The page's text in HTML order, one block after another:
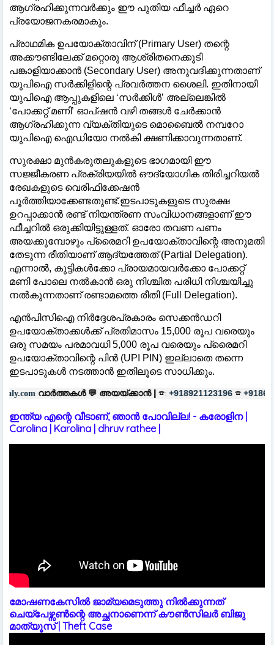
ആഗ്രഹിക്കുന്നവർക്കും ഈ പുതിയ ഫീച്ചർ ഏറെ
പ്രയോജനകരമാകും.
പ്രാഥമിക ഉപയോക്താവിന് (Primary User) തന്റെ
അക്കൗണ്ടിലേക്ക് മറ്റൊരു ആശ്രിതനെക്കൂടി
പങ്കാളിയാക്കാൻ (Secondary User) അനുവദിക്കുന്നതാണ്
യുപിഐ സർക്കിളിന്റെ പ്രവർത്തന ശൈലി. ഇതിനായി
യുപിഐ ആപ്പുകളിലെ ‘സർക്കിൾ’ അല്ലെങ്കിൽ
‘പോക്കറ്റ് മണി’ ഓപ്ഷൻ വഴി തങ്ങൾ ചേർക്കാൻ
ആഗ്രഹിക്കുന്ന വ്യക്തിയുടെ മൊബൈൽ നമ്പറോ
യുപിഐ ഐഡിയോ നൽകി ക്ഷണിക്കാവുന്നതാണ്.
സുരക്ഷാ മുൻകരുതലുകളുടെ ഭാഗമായി ഈ
സജ്ജീകരണ പ്രക്രിയയിൽ ഔദ്യോഗിക തിരിച്ചറിയൽ
രേഖകളുടെ വെരിഫിക്കേഷൻ
പൂർത്തിയാക്കേണ്ടതുണ്ട്.ഇടപാടുകളുടെ സുരക്ഷ
ഉറപ്പാക്കാൻ രണ്ട് നിയന്ത്രണ സംവിധാനങ്ങളാണ് ഈ
ഫീച്ചറിൽ ഒരുക്കിയിട്ടുള്ളത്. ഓരോ തവണ പണം
അയക്കുമ്പോഴും പ്രൈമറി ഉപയോക്താവിന്റെ അനുമതി
തേടുന്ന രീതിയാണ് ആദ്യത്തേത് (Partial Delegation).
എന്നാൽ, കുട്ടികൾക്കോ പ്രായമായവർക്കോ പോക്കറ്റ്
മണി പോലെ നൽകാൻ ഒരു നിശ്ചിത പരിധി നിശ്ചയിച്ചു
നൽകുന്നതാണ് രണ്ടാമത്തെ രീതി (Full Delegation).
എൻപിസിഐ നിർദ്ദേശപ്രകാരം സെക്കൻഡറി
ഉപയോക്താക്കൾക്ക് പ്രതിമാസം 15,000 രൂപ വരെയും
ഒരു സമയം പരമാവധി 5,000 രൂപ വരെയും പ്രൈമറി
ഉപയോക്താവിന്റെ പിൻ (UPI PIN) ഇല്ലാതെ തന്നെ
ഇടപാടുകൾ നടത്താൻ ഇതിലൂടെ സാധിക്കും.
💬അയയ്ക്കാൻ | ☎: +918921123196 ☎ +918606657037
ഇന്ത്യ എന്റെ വീടാണ്, ഞാൻ പോവില്ല! - കരോളിന |
Carolina | Karolina | dhruv rathee |
മോഷണകേസിൽ ജാമ്യമെടുത്തു നിൽക്കുന്നത്
ചെയ്പേഴ്സൺന്റെ അച്ഛനാണെന്ന് കൗൺസിലർ ബിജു
മാത്യൂസ് | Theft Case